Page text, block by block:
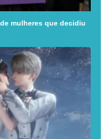
mulheres que decidiu